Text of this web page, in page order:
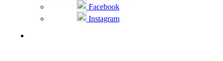
Facebook
Instagram